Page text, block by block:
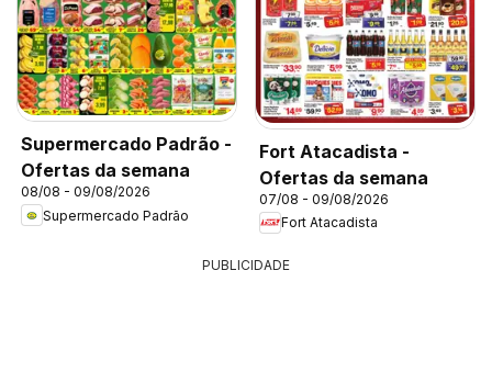
Supermercado Padrão -
Ofertas da semana
08/08 - 09/08/2026
Supermercado Padrão
Fort Atacadista -
Ofertas da semana
07/08 - 09/08/2026
Fort Atacadista
PUBLICIDADE